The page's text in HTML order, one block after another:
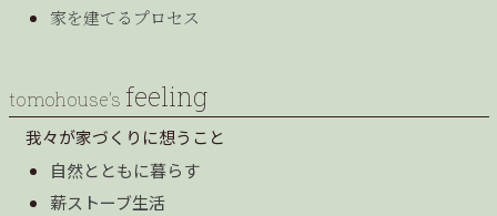
家を建てるプロセス
tomohouse’s feeling
我々が家づくりに想うこと
自然とともに暮らす
薪ストーブ生活